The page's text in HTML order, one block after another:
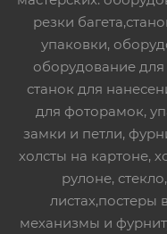
резки
упаковки,
оборудование
станок для
для фоторамок,
замки и петли,
холсты на картоне,
рулоне,
листах,постеры
механизмы и